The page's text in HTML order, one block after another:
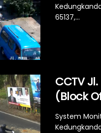
65137,...
CCTV
(Block
System